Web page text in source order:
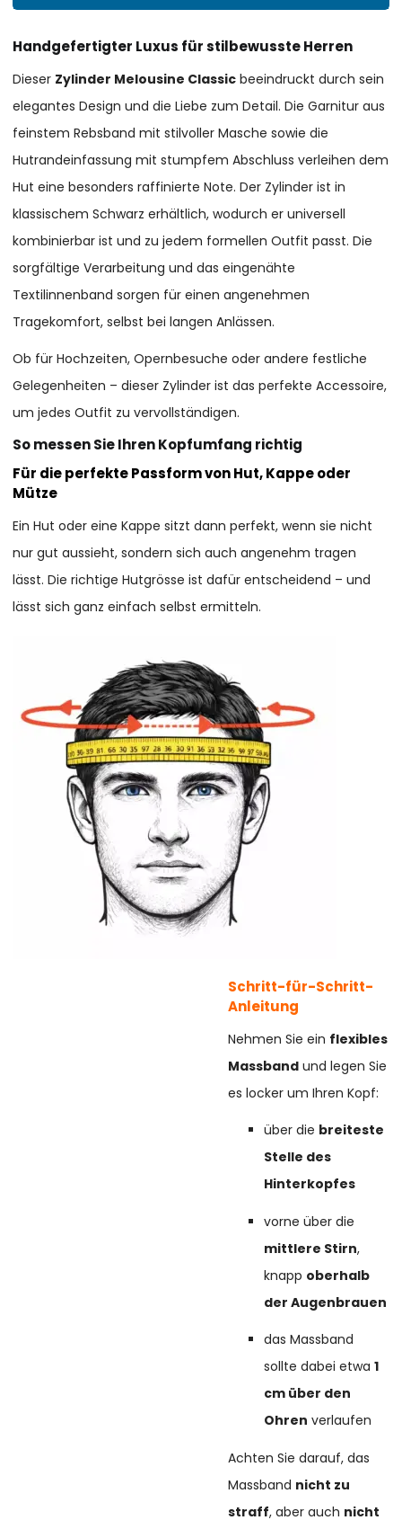
Handgefertigter Luxus für stilbewusste Herren
Dieser Zylinder Melousine Classic beeindruckt durch sein
elegantes Design und die Liebe zum Detail. Die Garnitur aus
feinstem Rebsband mit stilvoller Masche sowie die
Hutrandeinfassung mit stumpfem Abschluss verleihen dem
Hut eine besonders raffinierte Note. Der Zylinder ist in
klassischem Schwarz erhältlich, wodurch er universell
kombinierbar ist und zu jedem formellen Outfit passt. Die
sorgfältige Verarbeitung und das eingenähte
Textilinnenband sorgen für einen angenehmen
Tragekomfort, selbst bei langen Anlässen.
Ob für Hochzeiten, Opernbesuche oder andere festliche
Gelegenheiten – dieser Zylinder ist das perfekte Accessoire,
um jedes Outfit zu vervollständigen.
So messen Sie Ihren Kopfumfang richtig
Für die perfekte Passform von Hut, Kappe oder
Mütze
Ein Hut oder eine Kappe sitzt dann perfekt, wenn sie nicht
nur gut aussieht, sondern sich auch angenehm tragen
lässt. Die richtige Hutgrösse ist dafür entscheidend – und
lässt sich ganz einfach selbst ermitteln.
Schritt-für-Schritt-
Anleitung
Nehmen Sie ein flexibles
Massband und legen Sie
es locker um Ihren Kopf:
über die breiteste
Stelle des
Hinterkopfes
vorne über die
mittlere Stirn,
knapp oberhalb
der Augenbrauen
das Massband
sollte dabei etwa1
cm über den
Ohren verlaufen
Achten Sie darauf, das
Massband nicht zu
straff, aber auch nicht